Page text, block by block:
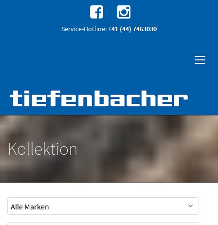
Service-Hotline:+41 (44) 7463030
Kollektion